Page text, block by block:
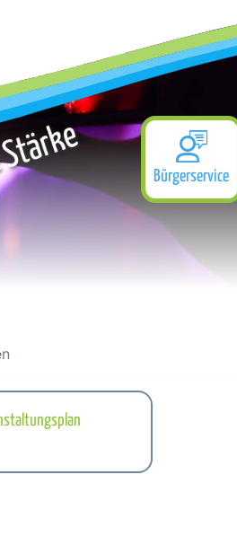
Bürgerservice